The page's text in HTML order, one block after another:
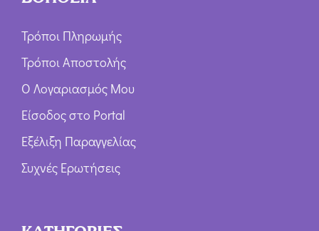
Τρόποι Πληρωμής
Τρόποι Αποστολής
Ο Λογαριασμός Μου
Είσοδος στο Portal
Εξέλιξη Παραγγελίας
Συχνές Ερωτήσεις